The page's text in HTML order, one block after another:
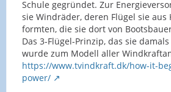
Schule gegründet. Zur
sie Windräder, deren Flügel sie aus
formten, die sie dort von
Das 3-Flügel-Prinzip, das sie
wurde zum Modell aller
https://www.tvindkraft.dk/how-it-
power/